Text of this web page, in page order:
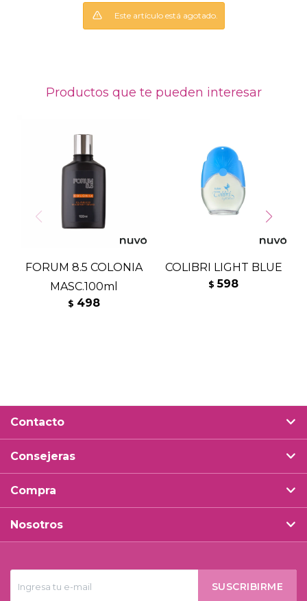
Este artículo está agotado.
Productos que te pueden interesar
FORUM 8.5 COLONIA
MASC.100ml
$ 498
COLIBRI LIGHT BLUE
$ 598
SUSCRIBIRME
Contacto
Consejeras
Compra
Nosotros